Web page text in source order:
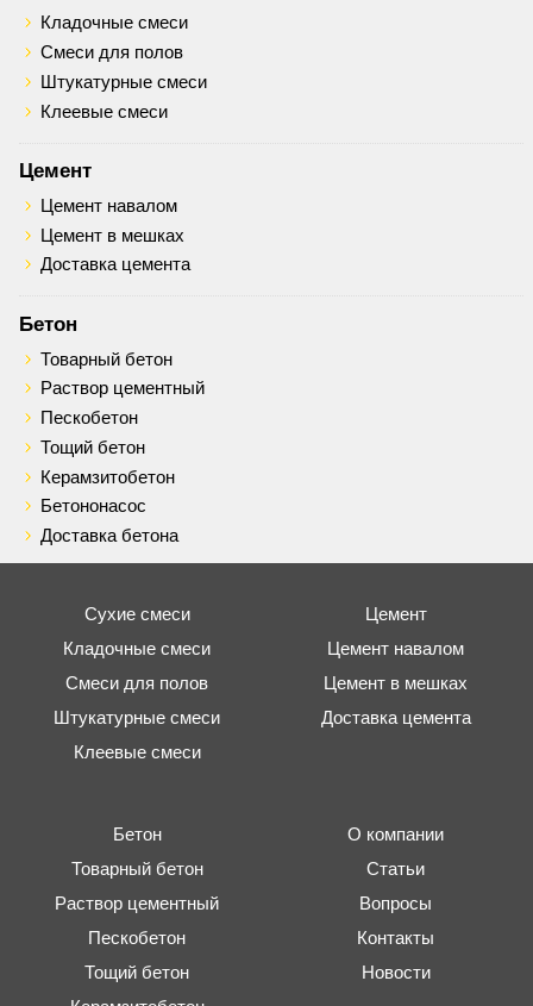
Кладочные смеси
Смеси для полов
Штукатурные смеси
Клеевые смеси
Цемент
Цемент навалом
Цемент в мешках
Доставка цемента
Бетон
Товарный бетон
Раствор цементный
Пескобетон
Тощий бетон
Керамзитобетон
Бетононасос
Доставка бетона
Сухие смеси
Кладочные смеси
Смеси для полов
Штукатурные смеси
Клеевые смеси
Цемент
Цемент навалом
Цемент в мешках
Доставка цемента
Бетон
Товарный бетон
Раствор цементный
Пескобетон
Тощий бетон
О компании
Статьи
Вопросы
Контакты
Новости